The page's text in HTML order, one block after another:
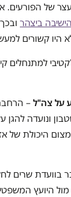
של
ביצהר
היו קשורים
למתנחלים
על צה"ל –
ונועדה
היכולת של
בוועדת שרים
מול היועץ